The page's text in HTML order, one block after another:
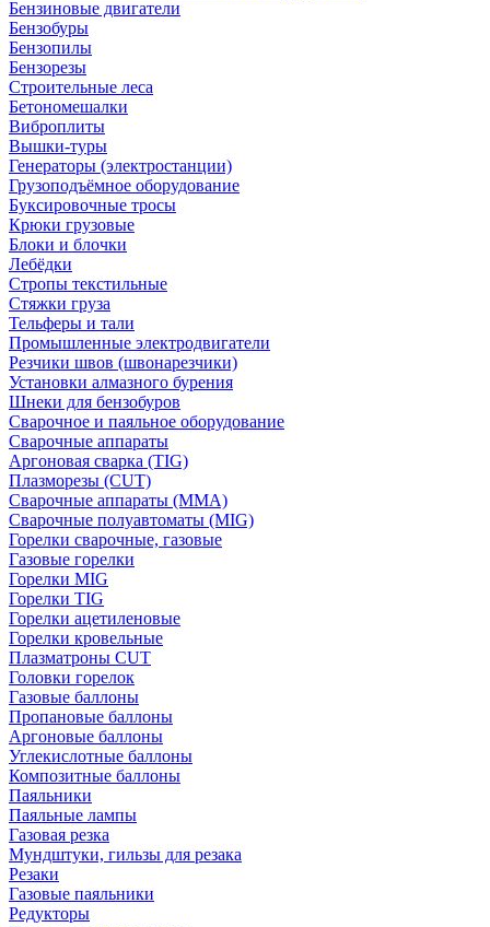
Бензиновые двигатели
Бензобуры
Бензопилы
Бензорезы
Строительные леса
Бетономешалки
Виброплиты
Вышки-туры
Генераторы (электростанции)
Грузоподъёмное оборудование
Буксировочные тросы
Крюки грузовые
Блоки и блочки
Лебёдки
Стропы текстильные
Стяжки груза
Тельферы и тали
Промышленные электродвигатели
Резчики швов (швонарезчики)
Установки алмазного бурения
Шнеки для бензобуров
Сварочное и паяльное оборудование
Сварочные аппараты
Аргоновая сварка (TIG)
Плазморезы (CUT)
Сварочные аппараты (MMA)
Сварочные полуавтоматы (MIG)
Горелки сварочные, газовые
Газовые горелки
Горелки MIG
Горелки TIG
Горелки ацетиленовые
Горелки кровельные
Плазматроны CUT
Головки горелок
Газовые баллоны
Пропановые баллоны
Аргоновые баллоны
Углекислотные баллоны
Композитные баллоны
Паяльники
Паяльные лампы
Газовая резка
Мундштуки, гильзы для резака
Резаки
Газовые паяльники
Редукторы